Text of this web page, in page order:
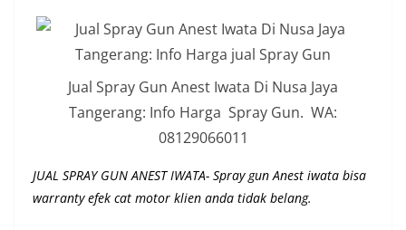
Jual Spray Gun Anest Iwata Di Nusa Jaya
Tangerang: Info Harga Spray Gun. WA:
08129066011
JUAL SPRAY GUN ANEST IWATA- Spray gun Anest iwata bisa
warranty efek cat motor klien anda tidak belang.